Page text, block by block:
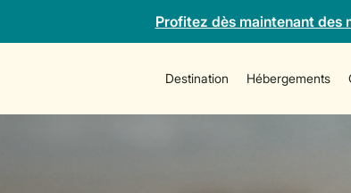
Profitez dès maintenant des
Destination Hébergements